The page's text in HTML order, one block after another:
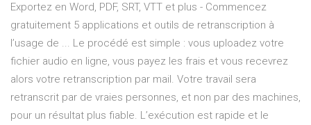
Exportez en Word, PDF, SRT, VTT et plus - Commencez
gratuitement 5 applications et outils de retranscription à
l’usage de ... Le procédé est simple : vous uploadez votre
fichier audio en ligne, vous payez les frais et vous recevrez
alors votre retranscription par mail. Votre travail sera
retranscrit par de vraies personnes, et non par des machines,
pour un résultat plus fiable. L’exécution est rapide et le